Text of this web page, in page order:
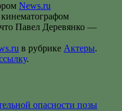
News.ru
Павел Деревянко —
в рубрике Актеры.
.